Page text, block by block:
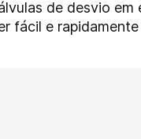
de desvio
fácil e